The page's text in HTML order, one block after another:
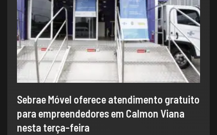
Sebrae Móvel oferece atendimento gratuito
para empreendedores em Calmon Viana
nesta terça-feira